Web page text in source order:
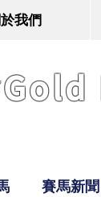
我們
賽馬新聞